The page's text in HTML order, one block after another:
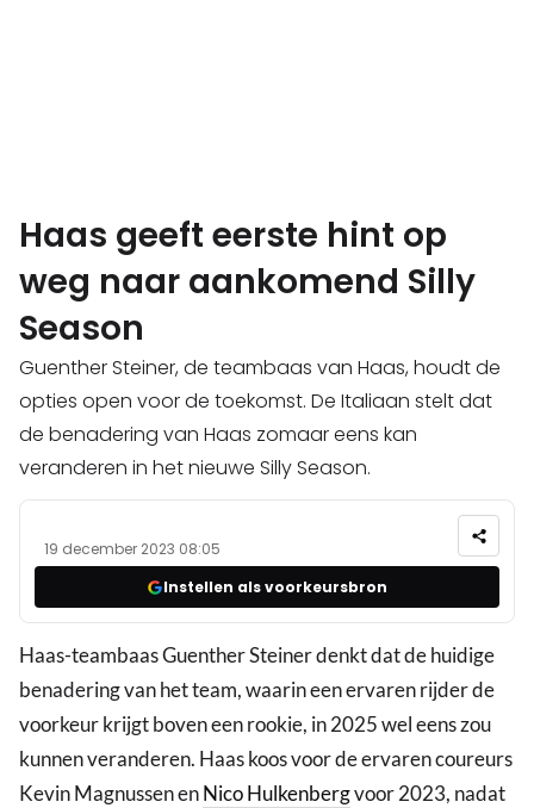
Haas geeft eerste hint op
weg naar aankomend Silly
Season
Guenther Steiner, de teambaas van Haas, houdt de
opties open voor de toekomst. De Italiaan stelt dat
de benadering van Haas zomaar eens kan
veranderen in het nieuwe Silly Season.
19 december 2023 08:05
Instellen als voorkeursbron
Haas-teambaas Guenther Steiner denkt dat de huidige
benadering van het team, waarin een ervaren rijder de
voorkeur krijgt boven een rookie, in 2025 wel eens zou
kunnen veranderen. Haas koos voor de ervaren coureurs
Kevin Magnussen enNico Hulkenbergvoor 2023, nadat